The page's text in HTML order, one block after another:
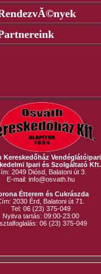
Kereskedőház
Ipari és Szolgáltató Kft.
2049 Diósd, Balatoni út 3.
E-mail: info@osvath.hu
Étterem és Cukrászda
2030 Érd, Balatoni út 71.
Tel: 06 (23) 375-049
Nyitva tartás: 09:00-23:00
06 (23) 375-049